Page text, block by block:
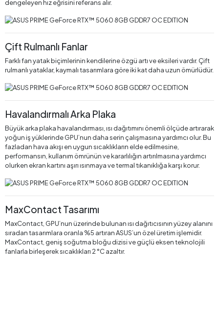
dengeleyen hız eğrisini referans alır.
Çift Rulmanlı Fanlar
Farklı fan yatak biçimlerinin kendilerine özgü artı ve eksileri vardır. Çift
rulmanlı yataklar, kaymalı tasarımlara göre iki kat daha uzun ömürlüdür.
Havalandırmalı Arka Plaka
Büyük arka plaka havalandırması, ısı dağıtımını önemli ölçüde artırarak
yoğun iş yüklerinde GPU’nun daha serin çalışmasına yardımcı olur. Bu
fazladan hava akışı en uygun sıcaklıkların elde edilmesine,
performansın, kullanım ömrünün ve kararlılığın artırılmasına yardımcı
olurken ekran kartını aşırı ısınmaya ve termal tıkanıklığa karşı korur.
MaxContact Tasarımı
MaxContact, GPU’nun üzerinde bulunan ısı dağıtıcısının yüzey alanını
sıradan tasarımlara oranla %5 artıran ASUS’un özel üretim işlemidir.
MaxContact, geniş soğutma bloğu dizisi ve güçlü eksen teknolojili
fanlarla birleşerek sıcaklıkları 2 °C azaltır.